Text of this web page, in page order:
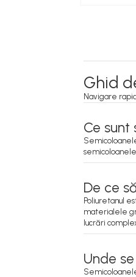
Ghid
Navigare
Ce sunt
De ce
Poliuretanul
materialele
lucrări
Unde